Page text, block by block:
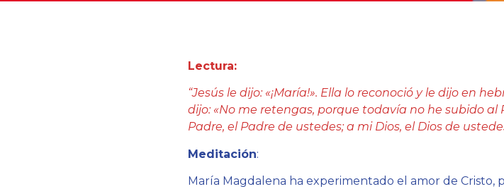
Lectura:
“Jesús le dijo: «¡María!». Ella lo reconoció y le dijo en
dijo: «No me retengas, porque todavía no he subido al
Padre, el Padre de ustedes; a mi Dios, el Dios de
Meditación:
María Magdalena ha experimentado el amor de Cristo,